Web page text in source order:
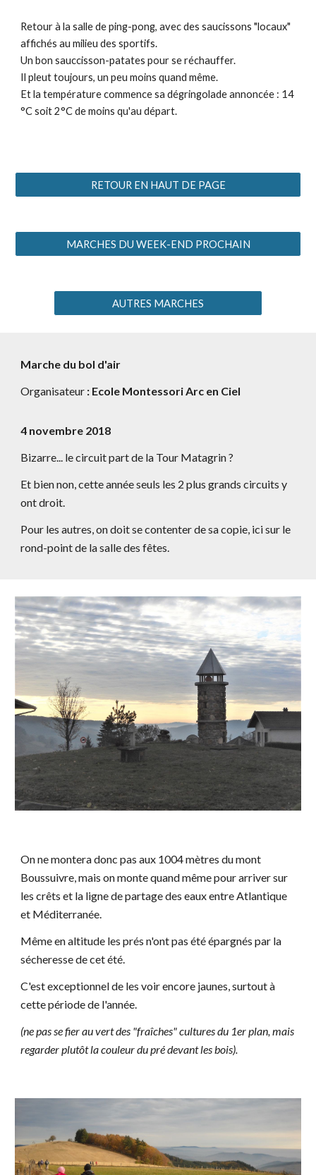
Retour à la salle de ping-pong, avec des saucissons "locaux"
affichés au milieu des sportifs.
Un bon sauccisson-patates pour se réchauffer.
Il pleut toujours, un peu moins quand même.
Et la température commence sa dégringolade annoncée : 14
°C soit 2°C de moins qu'au départ.
RETOUR EN HAUT DE PAGE
MARCHES DU WEEK-END PROCHAIN
AUTRES MARCHES
Marche du bol d'air
Organisateur : Ecole Montessori Arc en Ciel
4 novembre 2018
Bizarre... le circuit part de la Tour Matagrin ?
Et bien non, cette année seuls les 2 plus grands circuits y
ont droit.
Pour les autres, on doit se contenter de sa copie, ici sur le
rond-point de la salle des fêtes.
On ne montera donc pas aux 1004 mètres du mont
Boussuivre, mais on monte quand même pour arriver sur
les crêts et la ligne de partage des eaux entre Atlantique
et Méditerranée.
Même en altitude les prés n'ont pas été épargnés par la
sécheresse de cet été.
C'est exceptionnel de les voir encore jaunes, surtout à
cette période de l'année.
(ne pas se fier au vert des "fraîches" cultures du 1er plan, mais
regarder plutôt la couleur du pré devant les bois).